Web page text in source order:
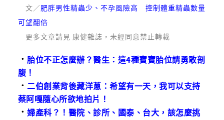
文／肥胖男性精蟲少、不孕風險高 控制體重精蟲數量
可望翻倍
更多文章請見 康健雜誌，未經同意禁止轉載
． 胎位不正怎麼辦？醫生：這4種寶寶胎位請勇敢剖
腹！
． 二伯創業背後藏洋蔥：希望有一天，我可以支持
蔡阿嘎隨心所欲地拍片！
．婦產科？！醫院、診所、國泰、台大，該怎麼挑